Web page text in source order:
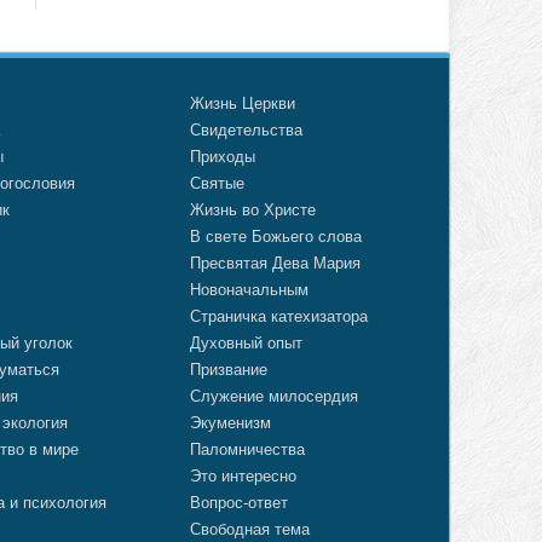
уголок
в мире
и психология
Жизнь Церкви
Свидетельства
Приходы
Святые
Жизнь во Христе
В свете Божьего слова
Пресвятая Дева Мария
Новоначальным
Страничка катехизатора
Духовный опыт
Призвание
Служение милосердия
Экуменизм
Паломничества
Это интересно
Вопрос-ответ
Свободная тема